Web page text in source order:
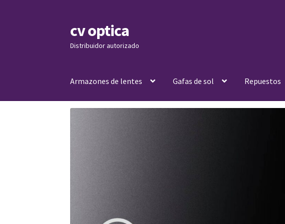
Skip
to
navigation
Skip
to
content
cv optica
Distribuidor autorizado
Armazones de lentes Gafas de sol Repuestos